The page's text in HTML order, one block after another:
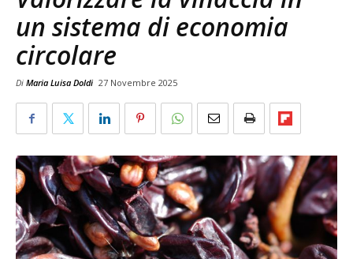
un sistema di economia
circolare
Di Maria Luisa Doldi 27 Novembre 2025